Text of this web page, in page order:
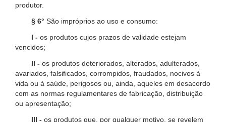
produtor.
§ 6° São impróprios ao uso e consumo:
I - os produtos cujos prazos de validade estejam
vencidos;
II - os produtos deteriorados, alterados, adulterados,
avariados, falsificados, corrompidos, fraudados, nocivos à
vida ou à saúde, perigosos ou, ainda, aqueles em desacordo
com as normas regulamentares de fabricação, distribuição
ou apresentação;
III - os produtos que, por qualquer motivo, se revelem